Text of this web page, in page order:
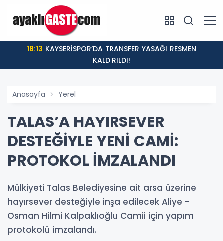
18:13
KALDIRILDI!
Anasayfa Yerel
TALAS’A HAYIRSEVER
DESTEĞİYLE YENİ CAMİ:
PROTOKOL İMZALANDI
Mülkiyeti Talas Belediyesine ait arsa üzerine
hayırsever desteğiyle inşa edilecek Aliye -
Osman Hilmi Kalpaklıoğlu Camii için yapım
protokolü imzalandı.